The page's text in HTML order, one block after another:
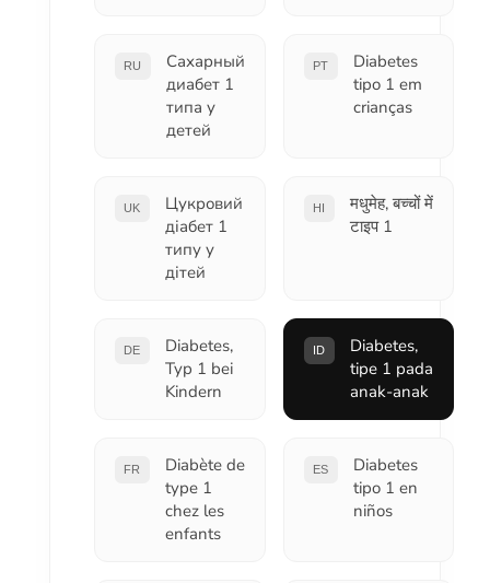
RU
Сахарный
диабет 1
типа у
детей
PT
Diabetes
tipo 1 em
crianças
UK
Цукровий
діабет 1
типу у
дітей
HI
मधुमेह, बच्चों में
टाइप 1
DE
Diabetes,
Typ 1 bei
Kindern
ID
Diabetes,
tipe 1 pada
anak-anak
FR
Diabète de
type 1
chez les
enfants
ES
Diabetes
tipo 1 en
niños